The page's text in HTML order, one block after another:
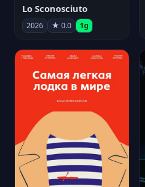
Lo Sconosciuto
2026 ★ 0.0 1g